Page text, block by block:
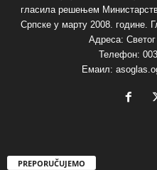
гласила решењем
Српске у марту 2008. године.
Адреса:
Телефон:
Емаил:
PREPORUČUJEMO